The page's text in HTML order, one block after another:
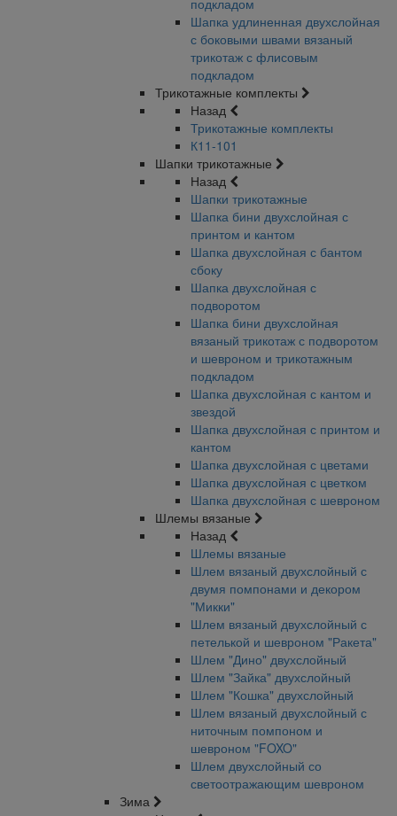
подкладом
Шапка удлиненная двухслойная
с боковыми швами вязаный
трикотаж с флисовым
подкладом
Трикотажные комплекты
Назад
Трикотажные комплекты
К11-101
Шапки трикотажные
Назад
Шапки трикотажные
Шапка бини двухслойная с
принтом и кантом
Шапка двухслойная с бантом
сбоку
Шапка двухслойная с
подворотом
Шапка бини двухслойная
вязаный трикотаж с подворотом
и шевроном и трикотажным
подкладом
Шапка двухслойная с кантом и
звездой
Шапка двухслойная с принтом и
кантом
Шапка двухслойная с цветами
Шапка двухслойная с цветком
Шапка двухслойная с шевроном
Шлемы вязаные
Назад
Шлемы вязаные
Шлем вязаный двухслойный с
двумя помпонами и декором
"Микки"
Шлем вязаный двухслойный с
петелькой и шевроном "Ракета"
Шлем "Дино" двухслойный
Шлем "Зайка" двухслойный
Шлем "Кошка" двухслойный
Шлем вязаный двухслойный с
ниточным помпоном и
шевроном "FOXO"
Шлем двухслойный со
светоотражающим шевроном
Зима